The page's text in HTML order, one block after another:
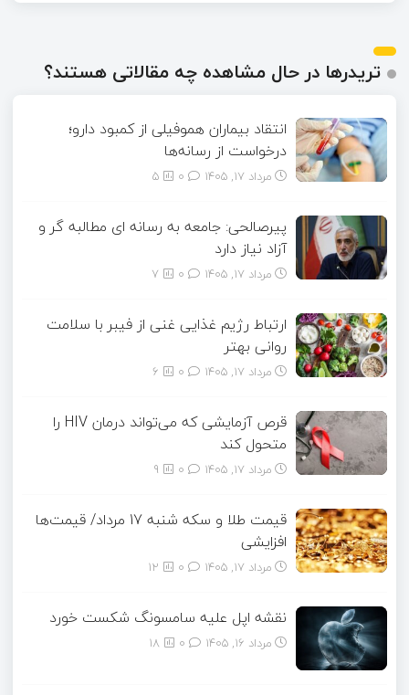
تریدرها در حال مشاهده چه مقالاتی هستند؟
انتقاد بیماران هموفیلی از کمبود دارو؛
درخواست از رسانه‌ها
مرداد ۱۷, ۱۴۰۵ 5
پیرصالحی: جامعه به رسانه ای مطالبه گر و
آزاد نیاز دارد
مرداد ۱۷, ۱۴۰۵ 7
ارتباط رژیم غذایی غنی از فیبر با سلامت
روانی بهتر
مرداد ۱۷, ۱۴۰۵ 6
قرص آزمایشی که می‌تواند درمان HIV را
متحول کند
مرداد ۱۷, ۱۴۰۵ 9
قیمت طلا و سکه شنبه 17 مرداد/ قیمت‌ها
افزایشی
مرداد ۱۷, ۱۴۰۵ 12
نقشه اپل علیه سامسونگ شکست خورد
مرداد ۱۶, ۱۴۰۵ 18